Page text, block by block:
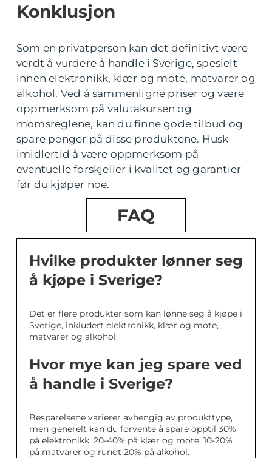
Konklusjon
Som en privatperson kan det definitivt være
verdt å vurdere å handle i Sverige, spesielt
innen elektronikk, klær og mote, matvarer og
alkohol. Ved å sammenligne priser og være
oppmerksom på valutakursen og
momsreglene, kan du finne gode tilbud og
spare penger på disse produktene. Husk
imidlertid å være oppmerksom på
eventuelle forskjeller i kvalitet og garantier
før du kjøper noe.
FAQ
Hvilke produkter lønner seg
å kjøpe i Sverige?
Det er flere produkter som kan lønne seg å kjøpe i
Sverige, inkludert elektronikk, klær og mote,
matvarer og alkohol.
Hvor mye kan jeg spare ved
å handle i Sverige?
Besparelsene varierer avhengig av produkttype,
men generelt kan du forvente å spare opptil 30%
på elektronikk, 20-40% på klær og mote, 10-20%
på matvarer og rundt 20% på alkohol.